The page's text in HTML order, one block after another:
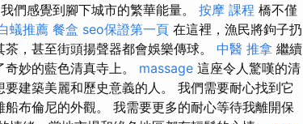
們感覺到腳下城市的繁華能量。 按摩 課程 橋不僅
蟻推薦 餐盒 seo保證第一頁 在這裡，漁民將鉤子扔
，甚至街頭揚聲器都會娛樂傳球。 中醫 推拿 繼續
妙的藍色清真寺上。 massage 這座令人驚嘆的清
建築美麗和歷史意義的人。 我們需要耐心找到它
布倫尼的外觀。 我需要更多的耐心等待我離開保